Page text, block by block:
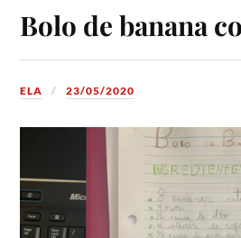
Bolo de banana
ELA 23/05/2020